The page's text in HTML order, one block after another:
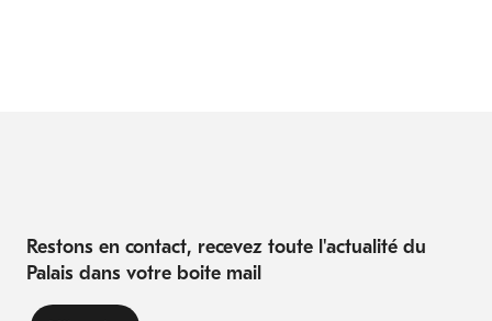
Restons en contact, recevez toute l'actualité du
Palais dans votre boite mail